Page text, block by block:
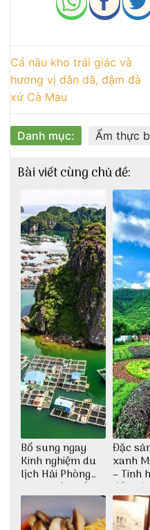
Cá nâu kho trái giác và
hương vị dân dã, đậm đà
xứ Cà Mau
Danh mục: Ẩm thực
Bài viết cùng chủ đề:
Bổ sung ngay
Kinh nghiệm du
lịch Hải Phòng
2022 mới nhất
Đặc
xanh
– Tinh
đất trời